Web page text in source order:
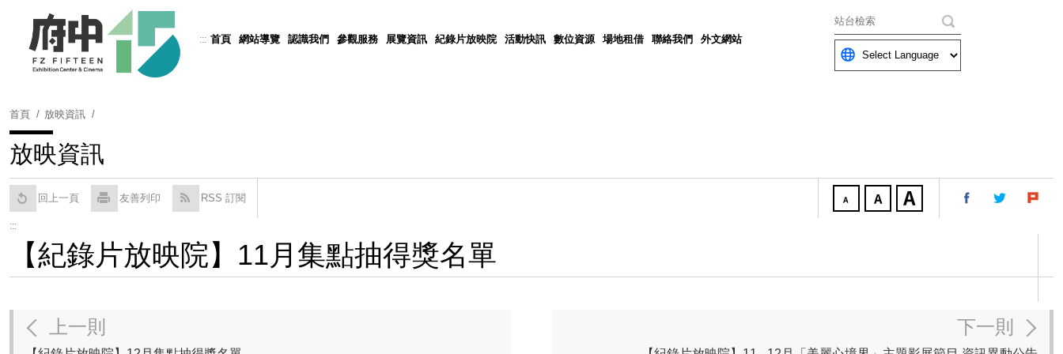
::: 首頁 網站導覽 認識我們 參觀服務 展覽資訊 紀錄片放映院 活動快訊 數位資源 場地租借 聯絡我們 外文網站
關鍵字
Powered by Translate
首頁 放映資訊
放映資訊
回上一頁 友善列印 RSS 訂閱
:::
【紀錄片放映院】11月集點抽得獎名單
上一則 下一則